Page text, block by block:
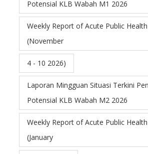
Potensial KLB Wabah M1 2026
Weekly Report of Acute Public
(November
4 - 10 2026)
Laporan Mingguan Situasi Terkini
Potensial KLB Wabah M2 2026
Weekly Report of Acute Public
(January